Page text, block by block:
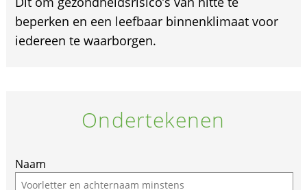
beperken en een leefbaar binnenklimaat voor
iedereen te waarborgen.
Ondertekenen
If
you
Naam